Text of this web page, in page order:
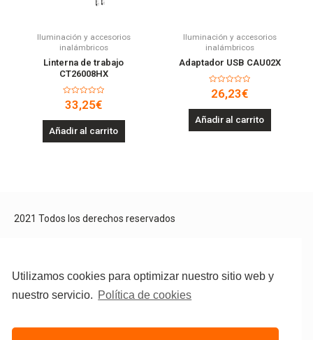
Iluminación y accesorios
inalámbricos
Linterna de trabajo
CT26008HX
Valorado
en
de
5
33,25€
Añadir al carrito
Iluminación y accesorios
inalámbricos
Adaptador USB CAU02X
Valorado
en
de
5
26,23€
Añadir al carrito
2021 Todos los derechos reservados
Utilizamos cookies para optimizar nuestro sitio web y
nuestro servicio. Política de cookies